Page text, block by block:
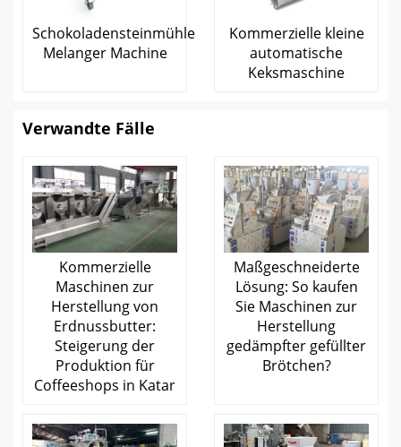
Schokoladensteinmühle
Melanger Machine
Kommerzielle kleine
automatische
Keksmaschine
Verwandte Fälle
Kommerzielle
Maschinen zur
Herstellung von
Erdnussbutter:
Steigerung der
Produktion für
Coffeeshops in Katar
Maßgeschneiderte
Lösung: So kaufen
Sie Maschinen zur
Herstellung
gedämpfter gefüllter
Brötchen?